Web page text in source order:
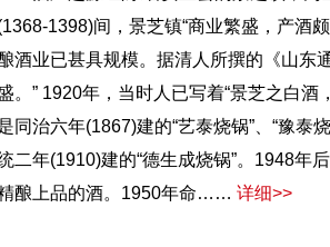
1398)间，景芝镇“商业繁盛，产酒
酒业已甚具规模。据清人所撰的《山
。” 1920年，当时人已写着“景芝之白
同治六年(1867)建的“艺泰烧锅”、“豫泰
二年(1910)建的“德生成烧锅”。1948年
酿上品的酒。1950年命…… 详细>>